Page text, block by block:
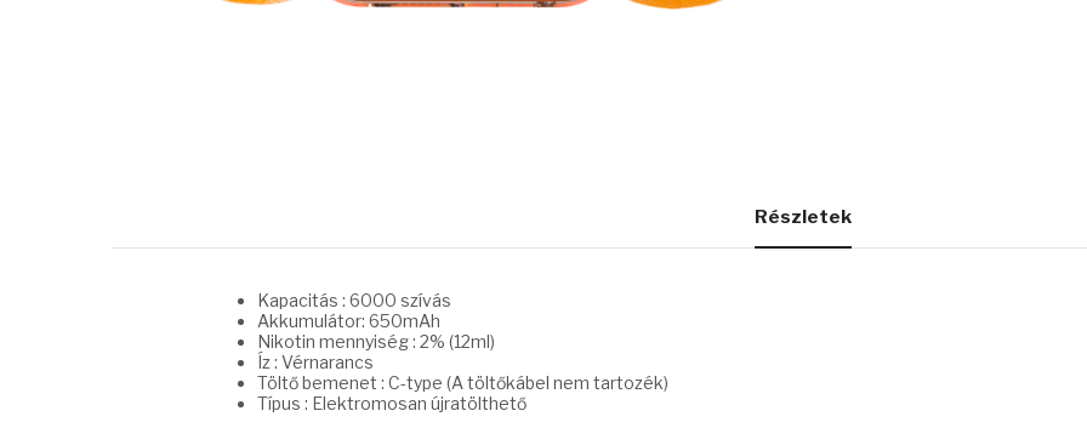
Részletek
Kapacitás : 6000 szívás
Akkumulátor: 650mAh
Nikotin mennyiség : 2% (12ml)
Íz : Vérnarancs
Töltő bemenet : C-type (A töltőkábel nem tartozék)
Típus : Elektromosan újratölthető